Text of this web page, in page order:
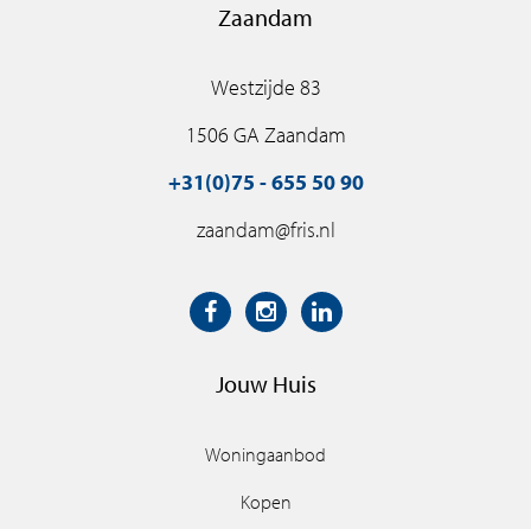
Zaandam
Westzijde 83
1506 GA Zaandam
+31(0)75 - 655 50 90
zaandam@fris.nl
Jouw Huis
Woningaanbod
Kopen